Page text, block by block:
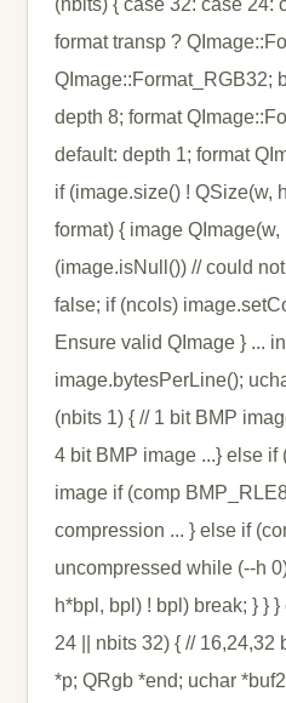
(nbits) { case 32: case 24:
format transp ?
QImage::Format_RGB32;
depth 8; format
default: depth 1; format
if (image.size() ! QSize(w,
format) { image QImage(w,
(image.isNull()) // could
false; if (ncols)
Ensure valid QImage } ...
image.bytesPerLine();
(nbits 1) { // 1 bit BMP
4 bit BMP image ...} else if
image if (comp
compression ... } else if
uncompressed while (--h
h*bpl, bpl) ! bpl) break; } }
24 || nbits 32) { // 16,24,32
*p; QRgb *end; uchar